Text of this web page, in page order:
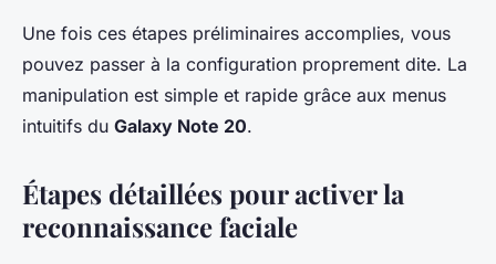
Une fois ces étapes préliminaires accomplies, vous
pouvez passer à la configuration proprement dite. La
manipulation est simple et rapide grâce aux menus
intuitifs du Galaxy Note 20.
Étapes détaillées pour activer la
reconnaissance faciale